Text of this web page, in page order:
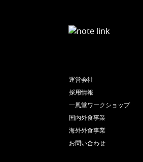
運営会社
採用情報
一風堂ワークショップ
国内外食事業
海外外食事業
お問い合わせ